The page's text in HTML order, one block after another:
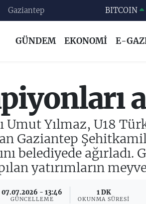
Gaziantep
BITCOIN
GÜNDEM EKONOMİ E-
Umut Yılmaz, U18
Gaziantep
belediyede ağırladı.
yatırımların
07.07.2026 - 13:46
GÜNCELLEME
1 DK
OKUNMA SÜRESI